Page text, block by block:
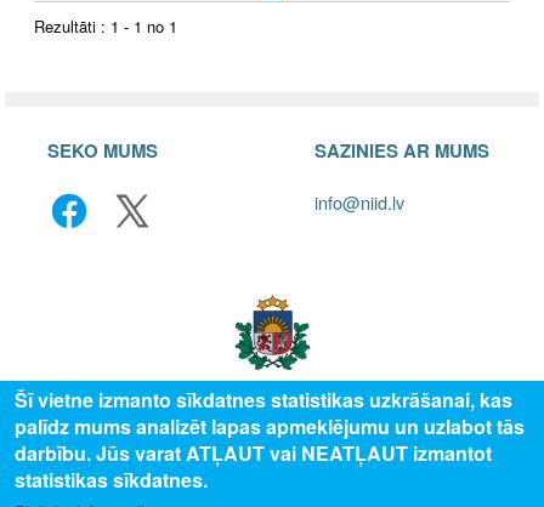
Rezultāti : 1 - 1 no 1
SEKO MUMS SAZINIES AR MUMS
info@niid.lv
© 2025 Valsts izglītības attīstības aģentūra, publicētā satura visas tiesības
Šī vietne izmanto sīkdatnes statistikas uzkrāšanai, kas
palīdz mums analizēt lapas apmeklējumu un uzlabot tās
darbību. Jūs varat ATĻAUT vai NEATĻAUT izmantot
statistikas sīkdatnes.